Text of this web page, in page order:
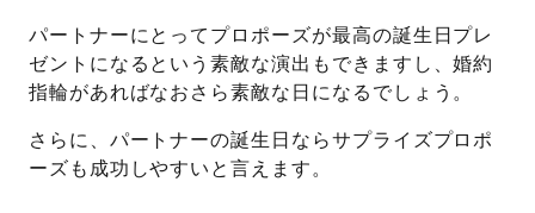
パートナーにとってプロポーズが最高の誕生日プレ
ゼントになるという素敵な演出もできますし、婚約
指輪があればなおさら素敵な日になるでしょう。
さらに、パートナーの誕生日ならサプライズプロポ
ーズも成功しやすいと言えます。